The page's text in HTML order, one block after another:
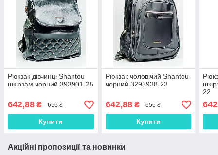
Рюкзак дівчинці Shantou
шкірзам чорний 393901-25
642,88 ₴ 656 ₴
Купити
Рюкзак чоловічий Shantou
чорний 3293938-23
642,88₴ 656 ₴
Купити
22
Акційні пропозиції та новинки